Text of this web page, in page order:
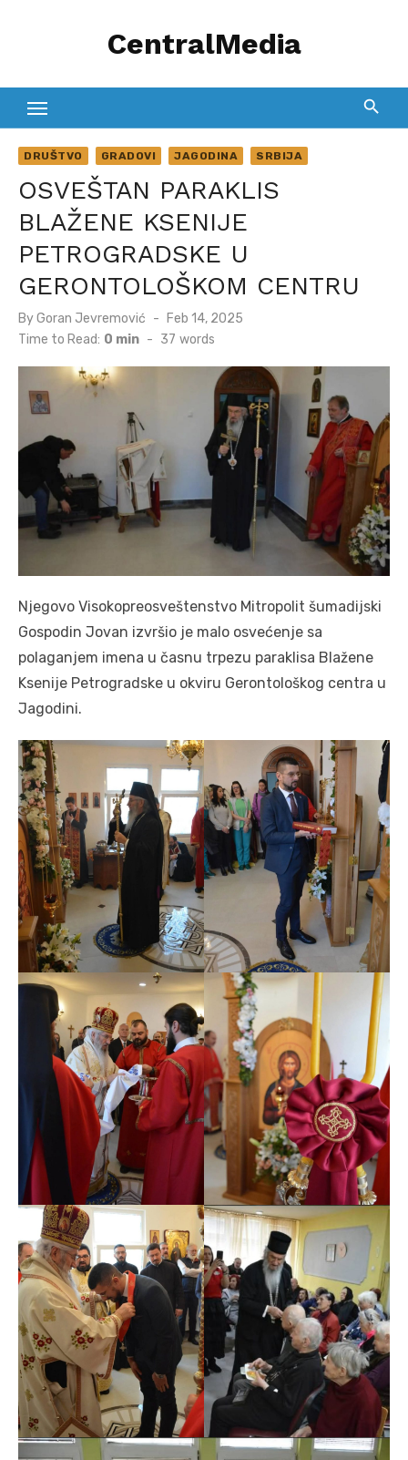
CentralMedia
DRUŠTVO GRADOVI JAGODINA SRBIJA
OSVEŠTAN PARAKLIS
BLAŽENE KSENIJE
PETROGRADSKE U
GERONTOLOŠKOM CENTRU
ByGoran Jevremović
Posted
on
Feb 14, 2025
Time to Read: 0 min - 37 words
Njegovo Visokopreosveštenstvo Mitropolit šumadijski
Gospodin Jovan izvršio je malo osvećenje sa
polaganjem imena u časnu trpezu paraklisa Blažene
Ksenije Petrogradske u okviru Gerontološkog centra u
Jagodini.